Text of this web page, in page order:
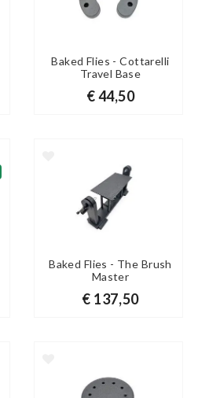
Baked Flies - Cottarelli
Travel Base
€ 44,50
Baked Flies - The Brush
Master
€ 137,50